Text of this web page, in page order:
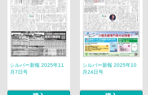
シルバー新報 2025年11
月7日号
シルバー新報 2025年10
月24日号